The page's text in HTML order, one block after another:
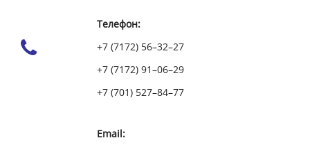
Телефон:
+7 (7172) 56–32–27
+7 (7172) 91–06–29
+7 (701) 527–84–77
Email: